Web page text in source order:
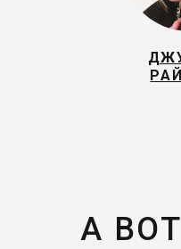
А